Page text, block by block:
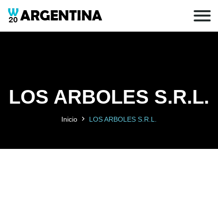
LOS ARBOLES S.R.L.
Inicio LOS ARBOLES S.R.L.